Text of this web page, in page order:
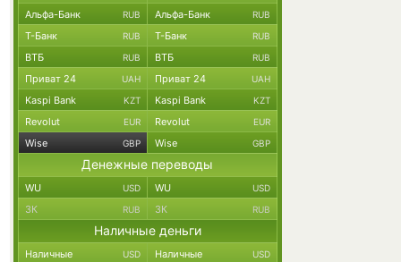
Альфа-Банк RUB Альфа-Банк RUB
Т-Банк RUB Т-Банк RUB
ВТБ RUB ВТБ RUB
Приват 24 UAH Приват 24 UAH
Kaspi Bank KZT Kaspi Bank KZT
Revolut EUR Revolut EUR
Wise GBP Wise GBP
Денежные переводы
WU USD WU USD
ЗК RUB ЗК RUB
Наличные деньги
Наличные USD Наличные USD